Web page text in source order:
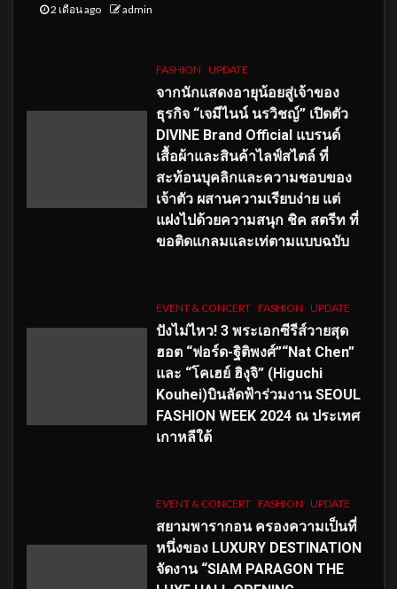
2 เดือน ago admin
FASHION UPDATE
จากนักแสดงอายุน้อยสู่เจ้าของ
ธุรกิจ “เจมีไนน์ นรวิชญ์” เปิดตัว
DIVINE Brand Official แบรนด์
เสื้อผ้าและสินค้าไลฟ์สไตล์ ที่
สะท้อนบุคลิกและความชอบของ
เจ้าตัว ผสานความเรียบง่าย แต่
แฝงไปด้วยความสนุก ชิค สตรีท ที่
ขอติดแกลมและเท่ตามแบบฉบับ
EVENT & CONCERT FASHION UPDATE
ปังไม่ไหว! 3 พระเอกซีรีส์วายสุด
ฮอต “ฟอร์ด-ฐิติพงศ์”“Nat Chen”
และ “โคเฮย์ ฮิงุจิ” (Higuchi
Kouhei)บินลัดฟ้าร่วมงาน SEOUL
FASHION WEEK 2024 ณ ประเทศ
เกาหลีใต้
EVENT & CONCERT FASHION UPDATE
สยามพารากอน ครองความเป็นที่
หนึ่งของ LUXURY DESTINATION
จัดงาน “SIAM PARAGON THE